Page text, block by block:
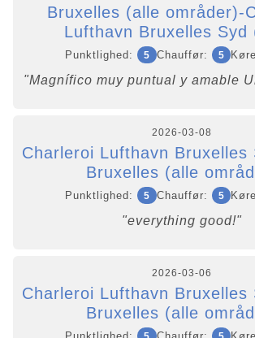
Bruxelles (alle områder)-
Lufthavn Bruxelles Syd
Punktlighed: 5 Chauffør: 5
"Magnífico muy puntual y amable
2026-03-08
Charleroi Lufthavn Bruxelles
Bruxelles (alle
Punktlighed: 5 Chauffør: 5
"everything good!"
2026-03-06
Charleroi Lufthavn Bruxelles
Bruxelles (alle